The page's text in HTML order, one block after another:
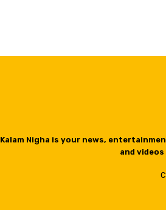
Kalam Nigha is your news,
and